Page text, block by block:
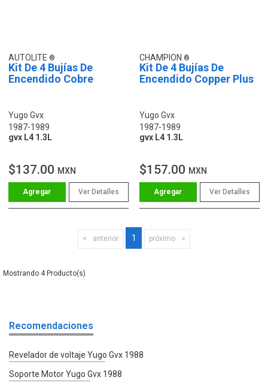
AUTOLITE
Kit De 4 Bujías De
Encendido Cobre
Yugo Gvx
1987-1989
gvx L4 1.3L
$137.00 MXN
Ver Detalles
CHAMPION
Kit De 4 Bujías De
Encendido Copper Plus
Yugo Gvx
1987-1989
gvx L4 1.3L
$157.00 MXN
Ver Detalles
anterior 1 próximo
4
Recomendaciones
Revelador de voltaje Yugo Gvx 1988
Soporte Motor Yugo Gvx 1988